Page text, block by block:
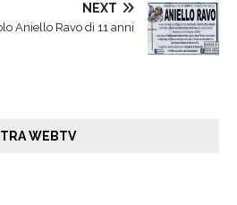
NEXT
Aniello Ravo di 11 anni
WEBTV